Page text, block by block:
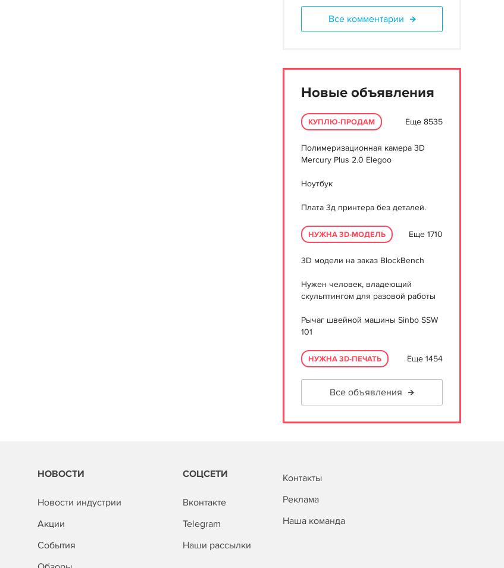
Все комментарии
Новые объявления
КУПЛЮ-ПРОДАМ Еще 8535
Полимеризационная камера 3D
Mercury Plus 2.0 Elegoo
Ноутбук
Плата 3д принтера без деталей.
НУЖНА 3D-МОДЕЛЬ Еще 1710
3D модели на заказ BlockBench
Нужен человек, владеющий
скульптингом для разовой работы
Рычаг швейной машины Sinbo SSW
101
НУЖНА 3D-ПЕЧАТЬ Еще 1454
Все объявления
НОВОСТИ
Новости индустрии
Акции
События
СОЦСЕТИ
Вконтакте
Telegram
Наши рассылки
Контакты
Реклама
Наша команда